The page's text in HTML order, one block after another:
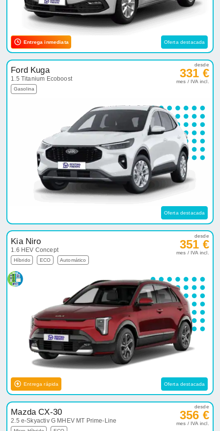
Entrega inmediata Oferta destacada
Ford Kuga
1.5 Titanium Ecoboost
Gasolina
desde
331 €
mes / IVA incl.
Oferta destacada
Kia Niro
1.6 HEV Concept
Híbrido ECO Automático
desde
351 €
mes / IVA incl.
Entrega rápida Oferta destacada
Mazda CX-30
2.5 e-Skyactiv G MHEV MT Prime-Line
desde
356 €
mes / IVA incl.